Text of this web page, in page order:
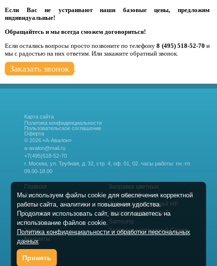
Если Вас не устраивают наши базовые цены, предложим
индивидуальные!
Обращайтесь и мы всегда сможем договориться!
Если остались вопросы просто позвоните по телефону8 (495) 518-52-70 и
мы с радостью на них ответим. Или закажите обратный звонок.
Заказать звонок .
Карта сайта
Политика конфиденциальности
Пользовательское соглашение
Оферта
© 2026 «А-Авалон»
a-avalon@mail.ru
+7(495)518-52-70
г. Москва, ул. Трубная, д. 32, стр. 4, оф. 01, 02. часы работы: пн.-пт.
09.00-18.00
Главная
Прайс
Акции
Гарантии
Выезд
Заказ
Контакты
Заправка цветных
картриджей
Заправка картриджей HP
Заправка картриджей
Samsung
Заправка картриджей Canon
Мы используем файлы cookie для обеспечения корректной
работы сайта, аналитики и повышения удобства.
Продолжая использовать сайт, вы соглашаетесь на
использование файлов cookie.
Политика конфиденциальности и обработки персональных
данных
Принять